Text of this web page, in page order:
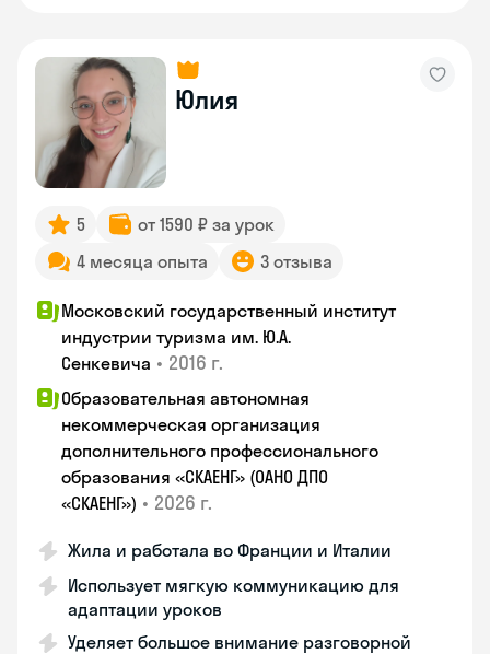
Юлия
5
от 1590 ₽ за урок
4 месяца опыта
3 отзыва
Московский государственный институт
индустрии туризма им. Ю.А.
Сенкевича • 2016 г.
Образовательная автономная
некоммерческая организация
дополнительного профессионального
образования «СКАЕНГ» (ОАНО ДПО
«СКАЕНГ») • 2026 г.
Жила и работала во Франции и Италии
Использует мягкую коммуникацию для
адаптации уроков
Уделяет большое внимание разговорной